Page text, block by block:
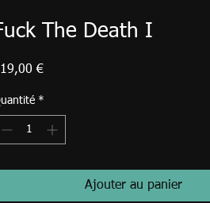
The Death I
€Prix
*
Ajouter au panier